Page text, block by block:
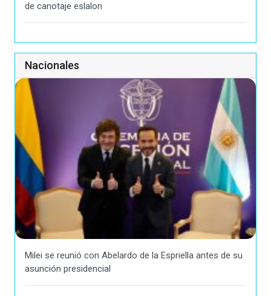
de canotaje eslalon
Nacionales
Milei se reunió con Abelardo de la Espriella antes de su
asunción presidencial